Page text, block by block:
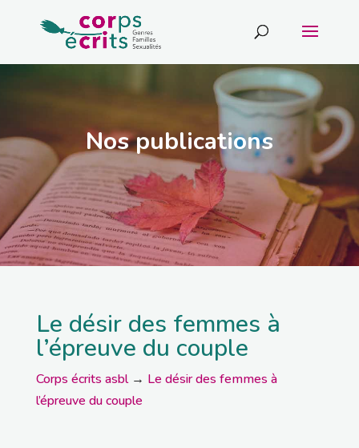
Nos publications
Le désir des femmes à
l’épreuve du couple
Corps écrits asbl→ Le désir des femmes à
l’épreuve du couple